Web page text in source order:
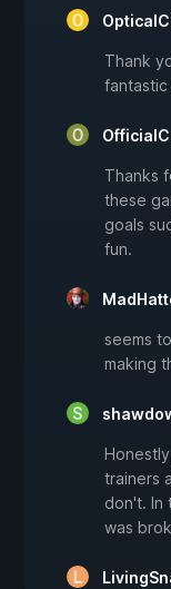
Thank
fantastic
Thanks
these
goals
fun.
seems
making
trainers
don't. In
was